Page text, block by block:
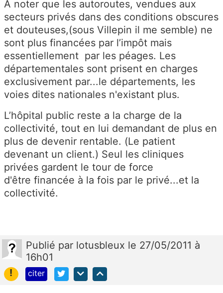
A noter que les autoroutes, vendues aux
secteurs privés dans des conditions obscures
et douteuses,(sous Villepin il me semble) ne
sont plus financées par l’impôt mais
essentiellement par les péages. Les
départementales sont prisent en charges
exclusivement par...le départements, les
voies dites nationales n'existant plus.
L’hôpital public reste a la charge de la
collectivité, tout en lui demandant de plus en
plus de devenir rentable. (Le patient
devenant un client.) Seul les cliniques
privées gardent le tour de force
d'être financée à la fois par le privé...et la
collectivité.
Publié par lotusbleux le 27/05/2011 à
16h01
!
citer